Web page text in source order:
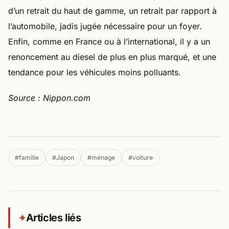
d’un retrait du haut de gamme, un retrait par rapport à
l’automobile, jadis jugée nécessaire pour un foyer.
Enfin, comme en France ou à l’international, il y a un
renoncement au diesel de plus en plus marqué, et une
tendance pour les véhicules moins polluants.
Source : Nippon.com
#famille #Japon #ménage #voiture
✦Articles liés